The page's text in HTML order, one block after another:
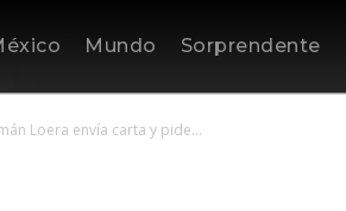
Mundo Sorprendente
Loera envía carta y pide...